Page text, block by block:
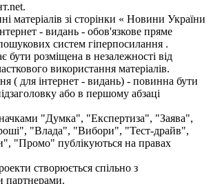
матеріалів зі сторінки « Новини України
- видань - обов'язкове пряме
систем гіперпосилання .
бути розміщена в незалежності від
використання матеріалів.
( для інтернет - видань) - повинна бути
або в першому абзаці
"Думка", "Експертиза", "Заява",
"Влада", "Вибори", "Тест-драйв",
"Промо" публікуються на правах
створюється спільно з
партнерами.